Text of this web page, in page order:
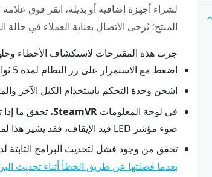
لشراء أجهزة إضافية أو بديلة، انقر فوق
المنتج؛ يُرجى الاتصال بعناية العملاء في حالة
جرب هذه المقترحات لاستكشاف الأخطاء
اضغط مع الاستمرار على زر النظام لمدة 5 ثوانٍ على الأقل وشاهد ما إذا تم تشغيل وحدة التحكم.
اشحن وحدة التحكم باستخدام الكبل الآخر
في لوحة المعلومات SteamVR، تحقق ما
ضوء مؤشر LED قيد الإيقاف، فقد يشير هذا لمشكلة بمؤشر LED.
تحقق من وجود فشل لتحديث البرامج الثابتة
بعدما فصلتها عن طريق الخطأ أثناء تحديث